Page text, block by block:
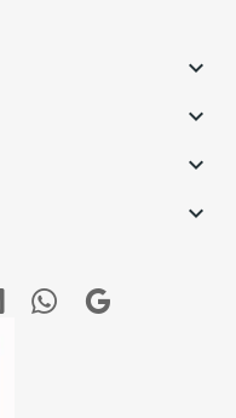



